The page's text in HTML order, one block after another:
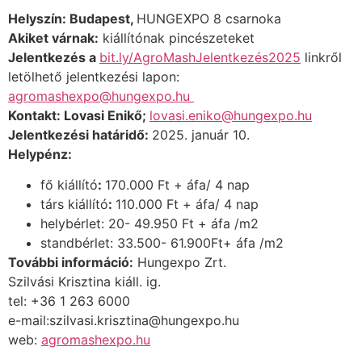
Helyszín: Budapest, HUNGEXPO 8 csarnoka
Akiket várnak: kiállítónak pincészeteket
Jelentkezés a bit.ly/AgroMashJelentkezés2025 linkről
letölhető jelentkezési lapon:
agromashexpo@hungexpo.hu
Kontakt: Lovasi Enikő; lovasi.eniko@hungexpo.hu
Jelentkezési határidő: 2025. január 10.
Helypénz:
fő kiállító: 170.000 Ft + áfa/ 4 nap
társ kiállító: 110.000 Ft + áfa/ 4 nap
helybérlet: 20- 49.950 Ft + áfa /m2
standbérlet: 33.500- 61.900Ft+ áfa /m2
További információ: Hungexpo Zrt.
Szilvási Krisztina kiáll. ig.
tel: +36 1 263 6000
e-mail:szilvasi.krisztina@hungexpo.hu
web: agromashexpo.hu